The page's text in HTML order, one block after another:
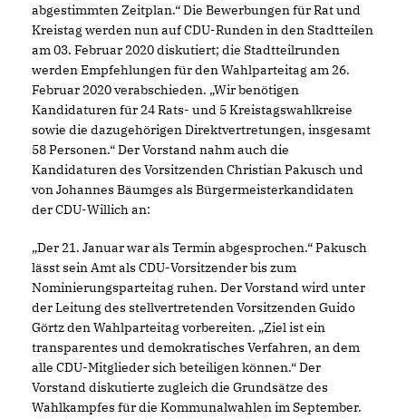
abgestimmten Zeitplan.“ Die Bewerbungen für Rat und
Kreistag werden nun auf CDU-Runden in den Stadtteilen
am 03. Februar 2020 diskutiert; die Stadtteilrunden
werden Empfehlungen für den Wahlparteitag am 26.
Februar 2020 verabschieden. „Wir benötigen
Kandidaturen für 24 Rats- und 5 Kreistagswahlkreise
sowie die dazugehörigen Direktvertretungen, insgesamt
58 Personen.“ Der Vorstand nahm auch die
Kandidaturen des Vorsitzenden Christian Pakusch und
von Johannes Bäumges als Bürgermeisterkandidaten
der CDU-Willich an:
Der 21. Januar war als Termin abgesprochen.“ Pakusch
lässt sein Amt als CDU-Vorsitzender bis zum
Nominierungsparteitag ruhen. Der Vorstand wird unter
der Leitung des stellvertretenden Vorsitzenden Guido
Görtz den Wahlparteitag vorbereiten. „Ziel ist ein
transparentes und demokratisches Verfahren, an dem
alle CDU-Mitglieder sich beteiligen können.“ Der
Vorstand diskutierte zugleich die Grundsätze des
Wahlkampfes für die Kommunalwahlen im September.